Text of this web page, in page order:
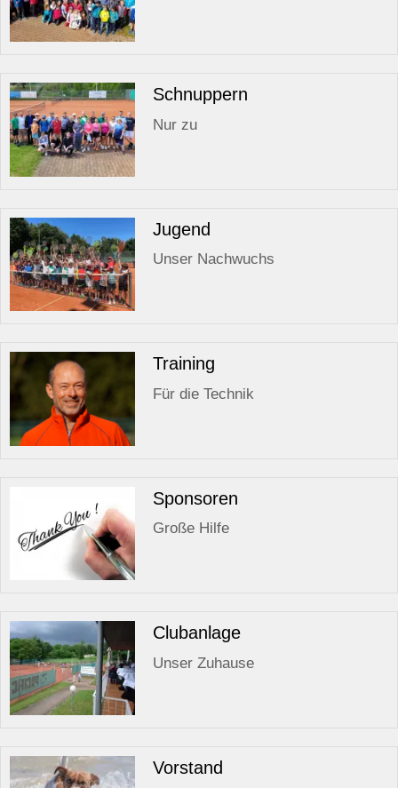
Schnuppern
Nur zu
Jugend
Unser Nachwuchs
Training
Für die Technik
Sponsoren
Große Hilfe
Clubanlage
Unser Zuhause
Vorstand